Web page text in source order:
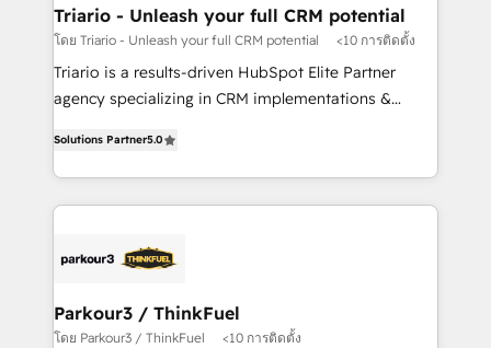
their unique business needs. We are thrilled to have
Blue Frog in the HubSpot ecosystem leading the
way for customers!" - Yamini Rangan, CEO of
of experience and quality of skilled staff has earned
them a trusted reputation within the HubSpot
Program, HubSpot.
Triario - Unleash your full CRM potential
โดย Triario - Unleash your full CRM potential <10 การติดตั้ง
Triario is a results-driven HubSpot Elite Partner
agency specializing in CRM implementations &
Integrations, Custom AI agents and AI-ready Website
Design With over 15 years of experience, we help
companies bridge the gap between marketing, sales,
data hygiene, and tailored HubSpot solutions. Our
a global consultancy with the care and agility of a
boutique firm. At Triario, we’re big enough to deliver
Solutions Partner5.0
Parkour3 / ThinkFuel
โดย Parkour3 / ThinkFuel <10 การติดตั้ง